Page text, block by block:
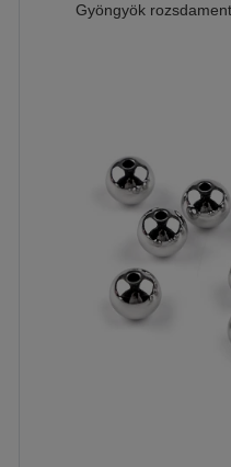
Gyöngyök